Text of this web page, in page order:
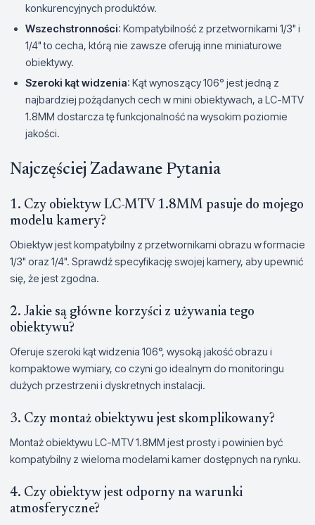
konkurencyjnych produktów.
Wszechstronności: Kompatybilność z przetwornikami 1/3" i
1/4" to cecha, którą nie zawsze oferują inne miniaturowe
obiektywy.
Szeroki kąt widzenia: Kąt wynoszący 106° jest jedną z
najbardziej pożądanych cech w mini obiektywach, a LC-MTV
1.8MM dostarcza tę funkcjonalność na wysokim poziomie
jakości.
Najczęściej Zadawane Pytania
1. Czy obiektyw LC-MTV 1.8MM pasuje do mojego
modelu kamery?
Obiektyw jest kompatybilny z przetwornikami obrazu w formacie
1/3" oraz 1/4". Sprawdź specyfikację swojej kamery, aby upewnić
się, że jest zgodna.
2. Jakie są główne korzyści z używania tego
obiektywu?
Oferuje szeroki kąt widzenia 106°, wysoką jakość obrazu i
kompaktowe wymiary, co czyni go idealnym do monitoringu
dużych przestrzeni i dyskretnych instalacji.
3. Czy montaż obiektywu jest skomplikowany?
Montaż obiektywu LC-MTV 1.8MM jest prosty i powinien być
kompatybilny z wieloma modelami kamer dostępnych na rynku.
4. Czy obiektyw jest odporny na warunki
atmosferyczne?